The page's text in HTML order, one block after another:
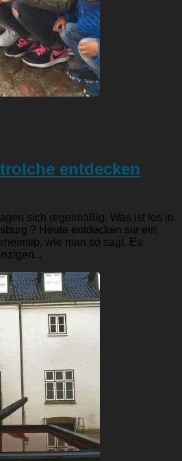
entdecken
sich regelmäßig: Was ist los in
? Heute entdecken sie ein
wie man so sagt. Es